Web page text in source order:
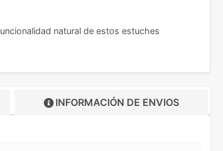
natural de estos estuches
INFORMACIÓN DE ENVIOS